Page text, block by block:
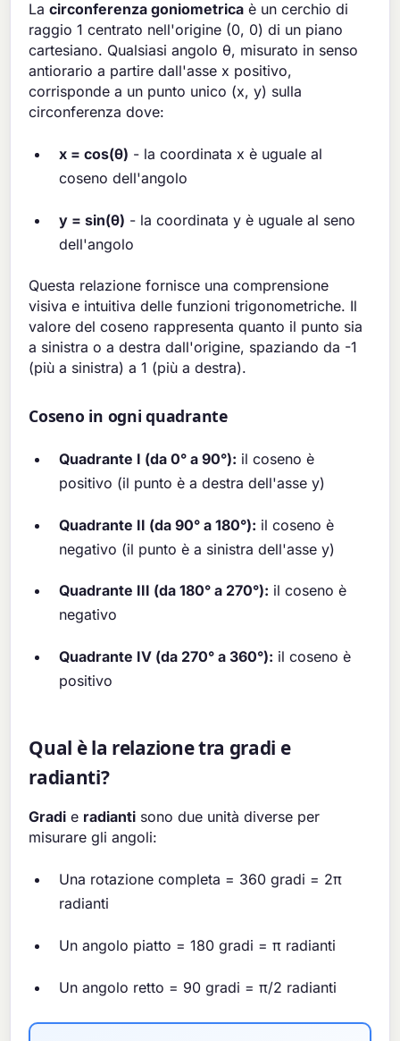
Lacirconferenza goniometrica è un cerchio di
raggio 1 centrato nell'origine (0, 0) di un piano
cartesiano. Qualsiasi angolo θ, misurato in senso
antiorario a partire dall'asse x positivo,
corrisponde a un punto unico (x, y) sulla
circonferenza dove:
x = cos(θ) - la coordinata x è uguale al
coseno dell'angolo
y = sin(θ) - la coordinata y è uguale al seno
dell'angolo
Questa relazione fornisce una comprensione
visiva e intuitiva delle funzioni trigonometriche. Il
valore del coseno rappresenta quanto il punto sia
a sinistra o a destra dall'origine, spaziando da -1
(più a sinistra) a 1 (più a destra).
Coseno in ogni quadrante
Quadrante I (da 0° a 90°): il coseno è
positivo (il punto è a destra dell'asse y)
Quadrante II (da 90° a 180°): il coseno è
negativo (il punto è a sinistra dell'asse y)
Quadrante III (da 180° a 270°): il coseno è
negativo
Quadrante IV (da 270° a 360°): il coseno è
positivo
Qual è la relazione tra gradi e
radianti?
Gradi e radianti sono due unità diverse per
misurare gli angoli:
Una rotazione completa = 360 gradi = 2π
radianti
Un angolo piatto = 180 gradi = π radianti
Un angolo retto = 90 gradi = π/2 radianti